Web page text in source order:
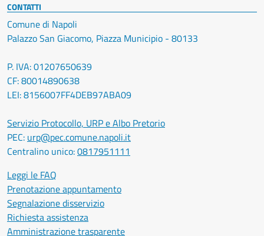
CONTATTI
Comune di Napoli
Palazzo San Giacomo, Piazza Municipio - 80133
P. IVA: 01207650639
CF: 80014890638
LEI: 8156007FF4DEB97ABA09
Servizio Protocollo, URP e Albo Pretorio
PEC: urp@pec.comune.napoli.it
Centralino unico:0817951111
Leggi le FAQ
Prenotazione appuntamento
Segnalazione disservizio
Richiesta assistenza
Amministrazione trasparente